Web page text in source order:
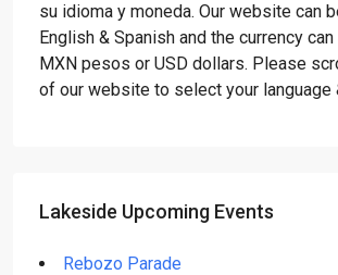
su idioma y moneda. Our website can
English & Spanish and the currency
MXN pesos or USD dollars. Please
of our website to select your language
Lakeside Upcoming Events
Rebozo Parade